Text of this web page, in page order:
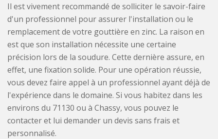
Il est vivement recommandé de solliciter le savoir-faire
d'un professionnel pour assurer l'installation ou le
remplacement de votre gouttière en zinc. La raison en
est que son installation nécessite une certaine
précision lors de la soudure. Cette dernière assure, en
effet, une fixation solide. Pour une opération réussie,
vous devez faire appel à un professionnel ayant déjà de
l'expérience dans le domaine. Si vous habitez dans les
environs du 71130 ou à Chassy, vous pouvez le
contacter et lui demander un devis sans frais et
personnalisé.